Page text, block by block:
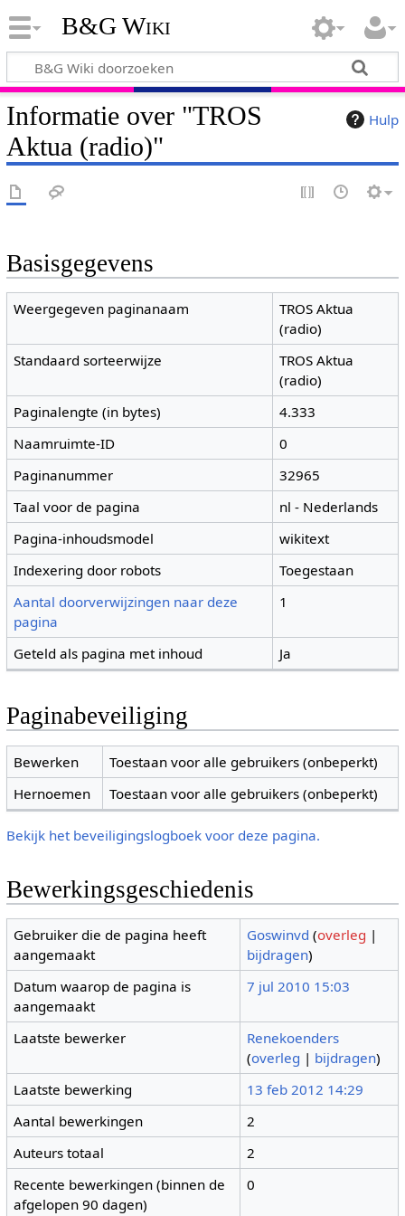
B&G Wiki
Hulp
Informatie over "TROS
Aktua (radio)"
Basisgegevens
Weergegeven paginanaam
TROS Aktua
(radio)
Standaard sorteerwijze
TROS Aktua
(radio)
Paginalengte (in bytes)
4.333
Naamruimte-ID
0
Paginanummer
32965
Taal voor de pagina
nl - Nederlands
Pagina-inhoudsmodel
wikitext
Indexering door robots
Toegestaan
Aantal doorverwijzingen naar deze
pagina
1
Geteld als pagina met inhoud Ja
Paginabeveiliging
Bewerken
Toestaan voor alle gebruikers (onbeperkt)
Hernoemen
Toestaan voor alle gebruikers (onbeperkt)
Bekijk het beveiligingslogboek voor deze pagina.
Bewerkingsgeschiedenis
Gebruiker die de pagina heeft
aangemaakt
Goswinvd (overleg |
bijdragen)
Datum waarop de pagina is
aangemaakt
7 jul 2010 15:03
Laatste bewerker
Renekoenders
(overleg | bijdragen)
Laatste bewerking
13 feb 2012 14:29
Aantal bewerkingen
2
Auteurs totaal
2
Recente bewerkingen (binnen de
afgelopen 90 dagen)
0